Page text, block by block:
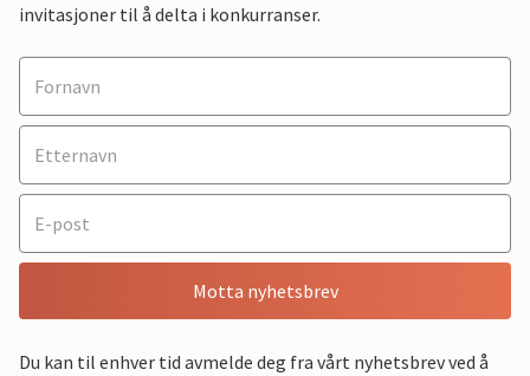
invitasjoner til å delta i konkurranser.
Motta nyhetsbrev
Du kan til enhver tid avmelde deg fra vårt nyhetsbrev ved å